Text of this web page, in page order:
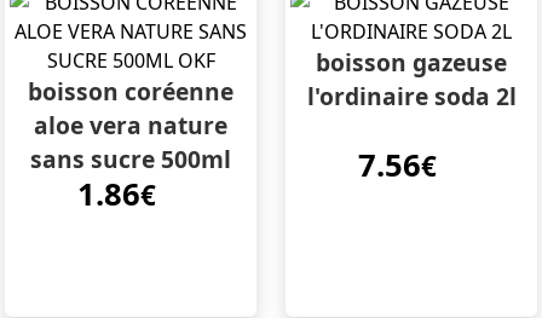
boisson coréenne
aloe vera nature
sans sucre 500ml
okf
1.86€
boisson gazeuse
l'ordinaire soda 2l
7.56€